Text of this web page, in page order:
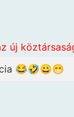
új
😂🤣😀😁